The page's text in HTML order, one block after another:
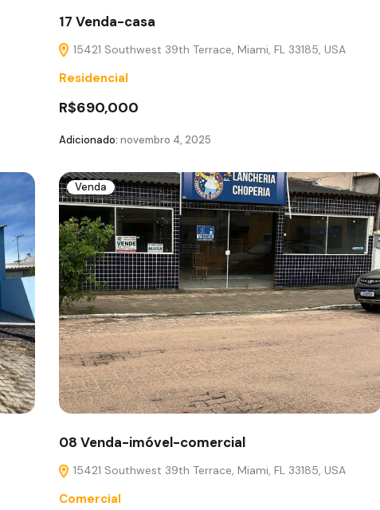
17 Venda-casa
15421 Southwest 39th Terrace, Miami, FL 33185, USA
Residencial
R$690,000
Adicionado: novembro 4, 2025
Venda
08 Venda-imóvel-comercial
15421 Southwest 39th Terrace, Miami, FL 33185, USA
Comercial